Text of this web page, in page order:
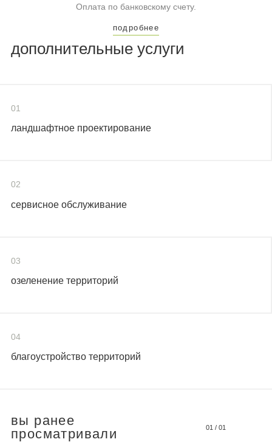
Оплата по банковскому счету.
подробнее
дополнительные услуги
01
ландшафтное проектирование
02
сервисное обслуживание
03
озеленение территорий
04
благоустройство территорий
вы ранее
просматривали
01 / 01